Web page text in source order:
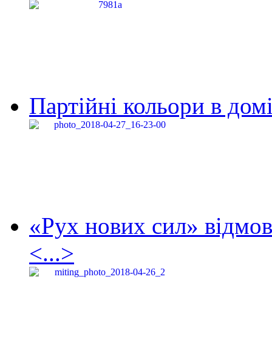
Партійні кольори в
«Рух нових сил»
<...>